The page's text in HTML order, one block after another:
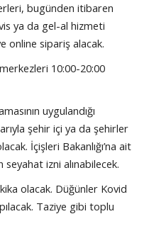
bugünden itibaren
ya da gel-al hizmeti
online sipariş alacak.
10:00-20:00
uygulandığı
şehir içi ya da şehirler
İçişleri Bakanlığı’na ait
seyahat izni alınabilecek.
olacak. Düğünler Kovid
Taziye gibi toplu